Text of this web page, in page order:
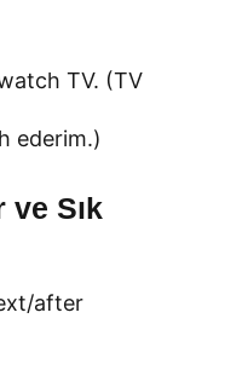
TV. (TV
ederim.)
Sık
after